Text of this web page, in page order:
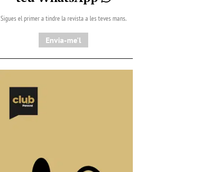
Sigues el primer a tindre la revista a les teves mans.
Envia-me'l